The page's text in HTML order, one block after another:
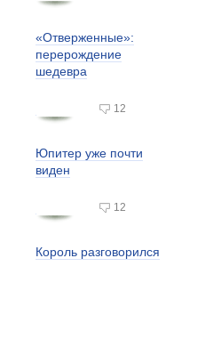
«Отверженные»:
перерождение
шедевра
12
Юпитер уже почти
виден
12
Король разговорился